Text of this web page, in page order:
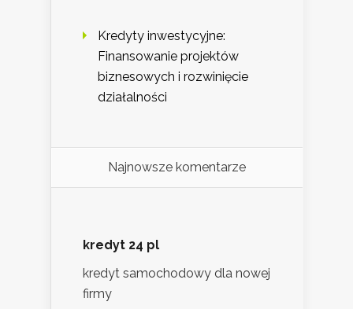
Kredyty inwestycyjne:
Finansowanie projektów
biznesowych i rozwinięcie
działalności
Najnowsze komentarze
kredyt 24 pl
kredyt samochodowy dla nowej
firmy